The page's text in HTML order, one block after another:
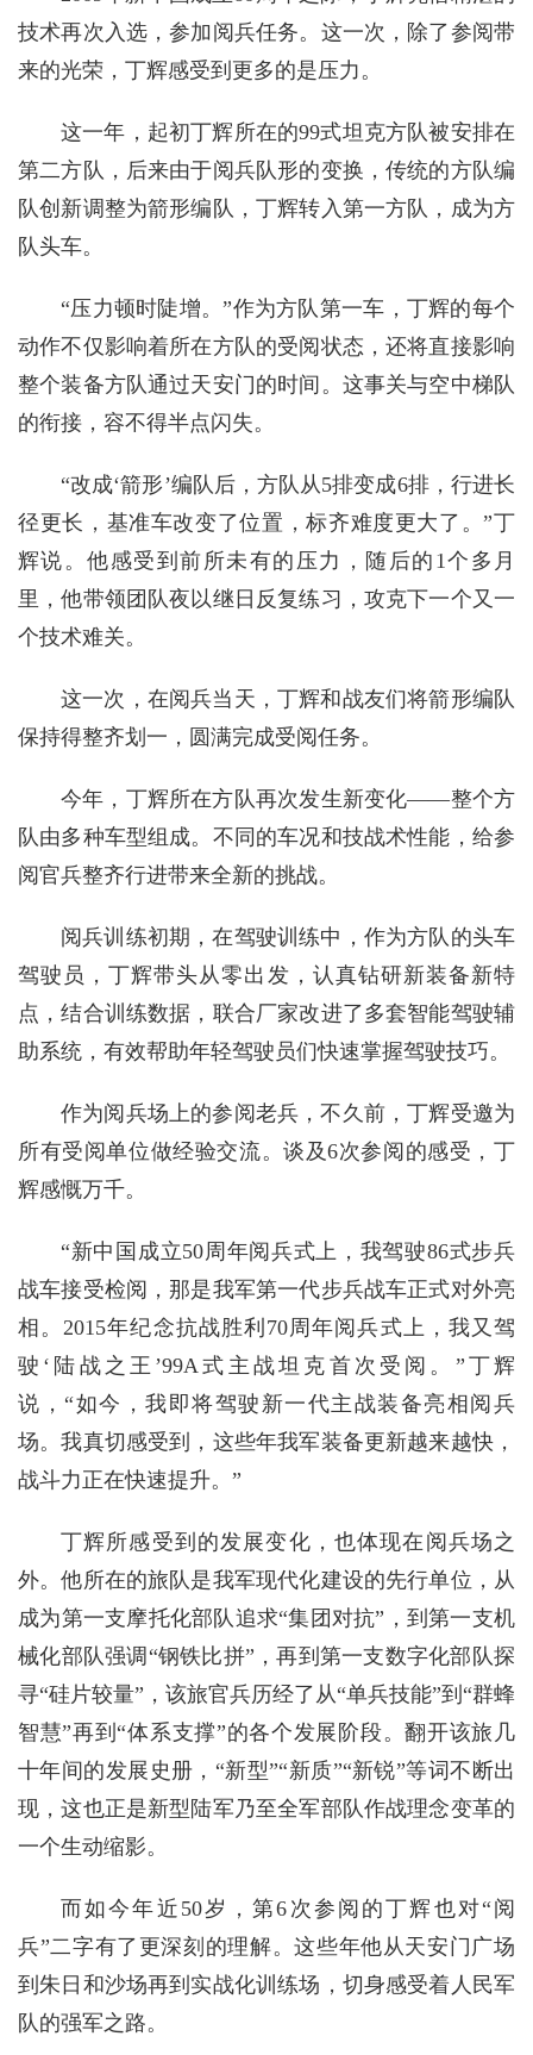
技术再次入选，参加阅兵任务。这一次，除了参阅带
来的光荣，丁辉感受到更多的是压力。
这一年，起初丁辉所在的99式坦克方队被安排在
第二方队，后来由于阅兵队形的变换，传统的方队编
队创新调整为箭形编队，丁辉转入第一方队，成为方
队头车。
“压力顿时陡增。”作为方队第一车，丁辉的每个
动作不仅影响着所在方队的受阅状态，还将直接影响
整个装备方队通过天安门的时间。这事关与空中梯队
的衔接，容不得半点闪失。
“改成‘箭形’编队后，方队从5排变成6排，行进长
径更长，基准车改变了位置，标齐难度更大了。”丁
辉说。他感受到前所未有的压力，随后的1个多月
里，他带领团队夜以继日反复练习，攻克下一个又一
个技术难关。
这一次，在阅兵当天，丁辉和战友们将箭形编队
保持得整齐划一，圆满完成受阅任务。
今年，丁辉所在方队再次发生新变化——整个方
队由多种车型组成。不同的车况和技战术性能，给参
阅官兵整齐行进带来全新的挑战。
阅兵训练初期，在驾驶训练中，作为方队的头车
驾驶员，丁辉带头从零出发，认真钻研新装备新特
点，结合训练数据，联合厂家改进了多套智能驾驶辅
助系统，有效帮助年轻驾驶员们快速掌握驾驶技巧。
作为阅兵场上的参阅老兵，不久前，丁辉受邀为
所有受阅单位做经验交流。谈及6次参阅的感受，丁
辉感慨万千。
“新中国成立50周年阅兵式上，我驾驶86式步兵
战车接受检阅，那是我军第一代步兵战车正式对外亮
相。2015年纪念抗战胜利70周年阅兵式上，我又驾
驶‘陆战之王’99A式主战坦克首次受阅。”丁辉
说，“如今，我即将驾驶新一代主战装备亮相阅兵
场。我真切感受到，这些年我军装备更新越来越快，
战斗力正在快速提升。”
丁辉所感受到的发展变化，也体现在阅兵场之
外。他所在的旅队是我军现代化建设的先行单位，从
成为第一支摩托化部队追求“集团对抗”，到第一支机
械化部队强调“钢铁比拼”，再到第一支数字化部队探
寻“硅片较量”，该旅官兵历经了从“单兵技能”到“群蜂
智慧”再到“体系支撑”的各个发展阶段。翻开该旅几
十年间的发展史册，“新型”“新质”“新锐”等词不断出
现，这也正是新型陆军乃至全军部队作战理念变革的
一个生动缩影。
而如今年近50岁，第6次参阅的丁辉也对“阅
兵”二字有了更深刻的理解。这些年他从天安门广场
到朱日和沙场再到实战化训练场，切身感受着人民军
队的强军之路。